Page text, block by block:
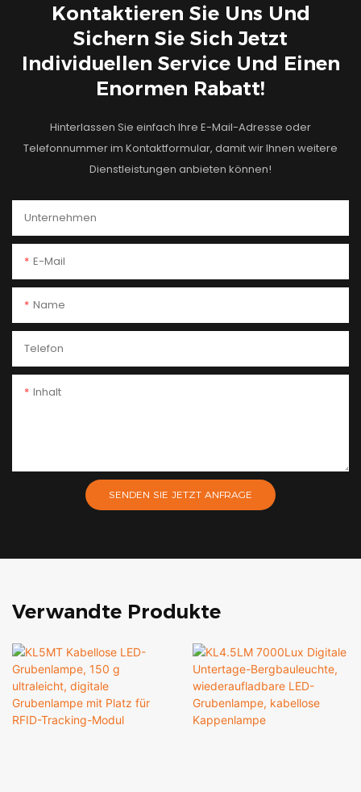
Kontaktieren Sie Uns Und
Sichern Sie Sich Jetzt
Individuellen Service Und Einen
Enormen Rabatt!
Hinterlassen Sie einfach Ihre E-Mail-Adresse oder
Telefonnummer im Kontaktformular, damit wir Ihnen weitere
Dienstleistungen anbieten können!
Unternehmen
E-Mail
Name
Telefon
Inhalt
SENDEN SIE JETZT ANFRAGE
Verwandte Produkte